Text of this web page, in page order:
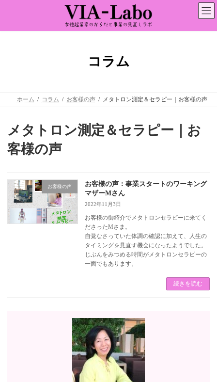
ン
ー
コラム
ホーム コラム お客様の声 メタトロン測定＆セラピー｜お客様の声
メタトロン測定＆セラピー｜お
客様の声
お客様の声
お客様の声：事業スタートのワーキング
マザーMさん
2022年11月3日
お客様の御紹介でメタトロンセラピーに来てく
ださったMさま。
自覚なさっていた体調の確認に加えて、人生の
タイミングを見直す機会になったようでした。
じぶんをみつめる時間がメタトロンセラピーの
一面でもあります。
続きを読む